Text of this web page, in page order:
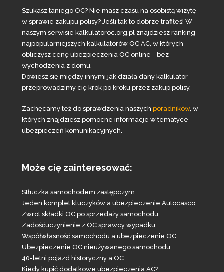
Szukasz taniego OC? Nie masz czasu na osobistą wizytę
w sprawie zakupu polisy? Jeśli tak to dobrze trafiłeś! W
naszym serwisie kalkulatoroc.org.pl znajdziesz ranking
najpopularniejszych kalkulatorów OC AC, w których
obliczysz cenę ubezpieczenia OC online - bez
wychodzenia z domu.
Dowiesz się między innymi jak działa dany kalkulator -
przeprowadzimy cię krok po kroku przez zakup polisy.
Zachęcamy też do sprawdzenia naszych poradników, w
których znajdziesz pomocne informacje w tematyce
ubezpieczeń komunikacyjnych.
Może cię zainteresować:
Stłuczka samochodem zastępczym
Jeden komplet kluczyków a ubezpieczenie Autocasco
Zwrot składki OC po sprzedaży samochodu
Zadośćuczynienie z OC sprawcy wypadku
Współwłasność samochodu a ubezpieczenie OC
Ubezpieczenie OC nieużywanego samochodu
40-letni pojazd historyczny a OC
Kiedy kupić dodatkowe ubezpieczenia AC?